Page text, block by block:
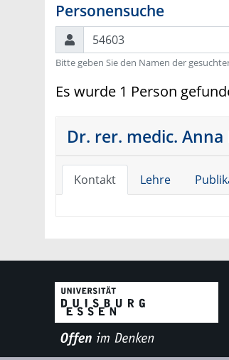
Personensuche
Suchen
Bitte geben Sie den Namen der
Es wurde 1 Person
Dr. rer. medic. Anna
Kontakt Lehre